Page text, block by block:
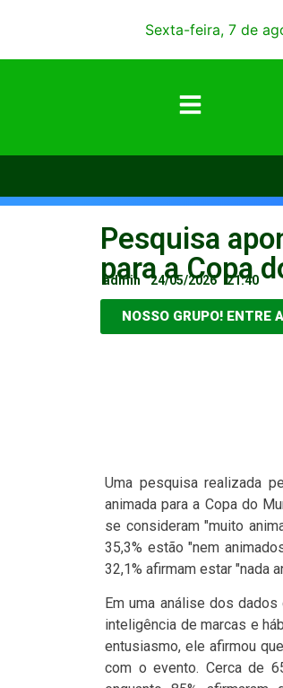
Sexta-feira, 7 de
Pesquisa
para a Copa
admin 24/05/2026 21:40
NOSSO GRUPO! ENTRE
Uma pesquisa realizada
animada para a Copa do
se consideram "muito
35,3% estão "nem
32,1% afirmam estar "nada
Em uma análise dos
inteligência de marcas e
entusiasmo, ele afirmou
com o evento. Cerca de